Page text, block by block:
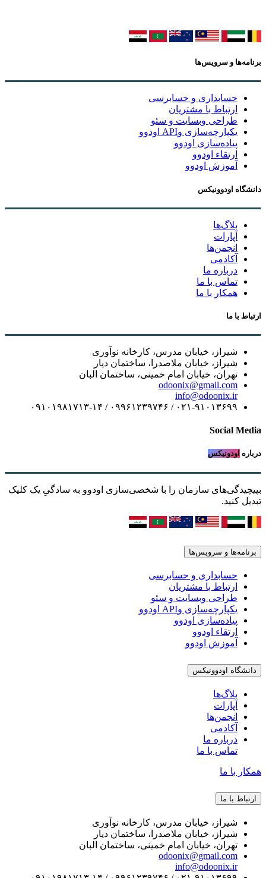
برنامه‌ها و سرویس‌ها
حسابداری و حسابرسی
ارتباط با مشتریان
طراحی وبسایت و سئو
یکپارچه‌سازی وAPI اودوو
پیاده‌سازی اودوو
ارتقاء اودوو
آموزش اودوو
دانشگاه اودوونیکس
بلاگ‌ها
آپارات
انجمن‌ها
آکادمی
درباره ما
تماس با ما
همکار با ما
ارتباط با ما
شیراز، خیابان مدرس، کارخانه نوآوری
شیراز، خیابان ملاصدرا، ساختمان دیار
تهران، خیابان امام خمینی، ساختمان البان
odoonix@gmail.com
info@odoonix.ir
۰۲۱-۹۱۰۱۳۶۹۹ / ۰۹۹۶۱۲۳۹۷۴۶ / ۰۹۱۰۱۹۸۱۷۱۳-۱۴
Social Media
درباره اودونیکس
بپیچیدگی‌های سازمان را با شخصی‌سازی اودوو به سادگیِ یک کلیک
تبدیل کنید.
برنامه‌ها و سرویس‌ها
حسابداری و حسابرسی
ارتباط با مشتریان
طراحی وبسایت و سئو
یکپارچه‌سازی وAPI اودوو
پیاده‌سازی اودوو
ارتقاء اودوو
آموزش اودوو
دانشگاه اودوونیکس
بلاگ‌ها
آپارات
انجمن‌ها
آکادمی
درباره ما
تماس با ما
همکار با ما
ارتباط با ما
شیراز، خیابان مدرس، کارخانه نوآوری
شیراز، خیابان ملاصدرا، ساختمان دیار
تهران، خیابان امام خمینی، ساختمان البان
odoonix@gmail.com
info@odoonix.ir